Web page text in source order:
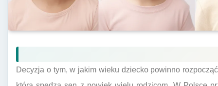
Decyzja o tym, w jakim wieku dziecko powinno